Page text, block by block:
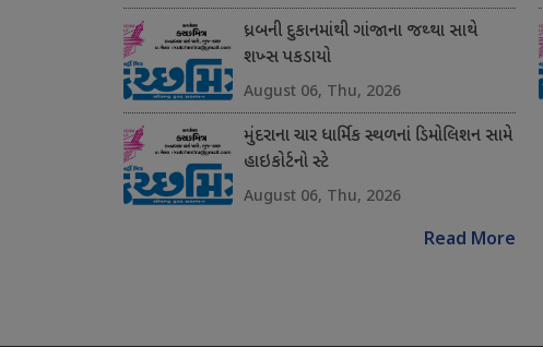
ધ્રબની દુકાનમાંથી ગાંજાના જથ્થા સાથે
શખ્સ પકડાયો
August 06, Thu, 2026
મુંદરાના ચાર ધાર્મિક સ્થળનાં ડિમોલિશન સામે
હાઇકોર્ટનો સ્ટે
August 06, Thu, 2026
Read More